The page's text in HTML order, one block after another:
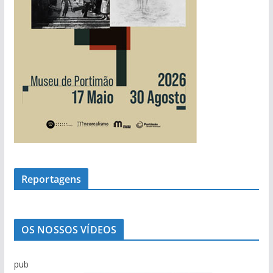
Reportagens
OS NOSSOS VÍDEOS
pub